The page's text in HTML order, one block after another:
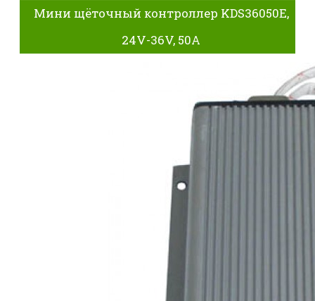
Мини щёточный контроллер KDS36050E,
24V-36V, 50A